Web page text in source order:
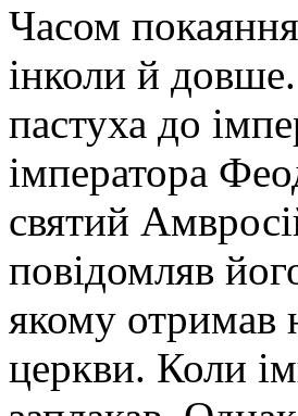
Часом
інколи й
пастуха до
імператора
святий
повідомляв
якому отримав
церкви. Коли